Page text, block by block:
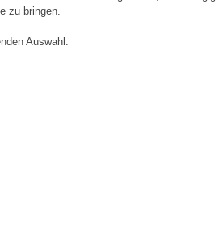
zu bringen.
Auswahl.